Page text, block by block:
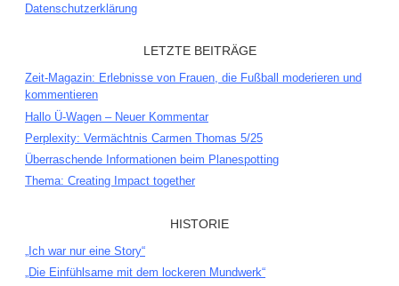
Datenschutzerklärung
LETZTE BEITRÄGE
Zeit-Magazin: Erlebnisse von Frauen, die Fußball moderieren und
kommentieren
Hallo Ü-Wagen – Neuer Kommentar
Perplexity: Vermächtnis Carmen Thomas 5/25
Überraschende Informationen beim Planespotting
Thema: Creating Impact together
HISTORIE
„Ich war nur eine Story“
„Die Einfühlsame mit dem lockeren Mundwerk“